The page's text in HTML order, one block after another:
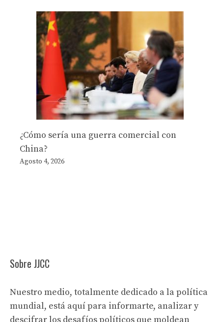
¿Cómo sería una guerra comercial con
China?
Agosto 4, 2026
Sobre JJCC
Nuestro medio, totalmente dedicado a la política
mundial, está aquí para informarte, analizar y